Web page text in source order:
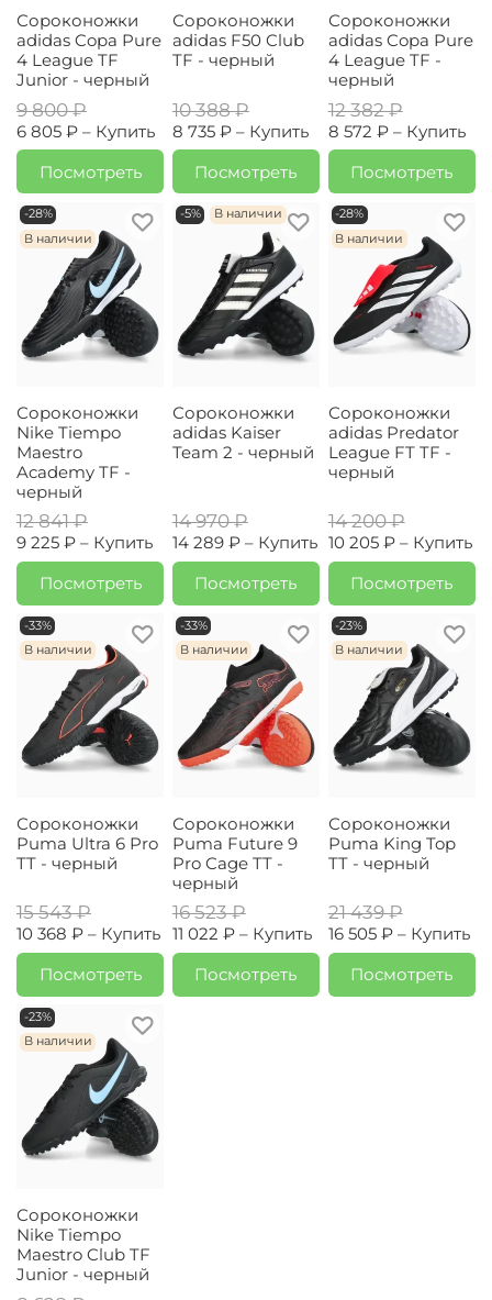
Сороконожки
adidas Copa Pure
4 League TF
Junior - черный
9 800 ₽
6 805 ₽ – Купить
Посмотреть
Сороконожки
adidas F50 Club
TF - черный
10 388 ₽
8 735 ₽ – Купить
Посмотреть
Сороконожки
adidas Copa Pure
4 League TF -
черный
12 382 ₽
8 572 ₽ – Купить
Посмотреть
-28%
В наличии
Сороконожки
Nike Tiempo
Maestro
Academy TF -
черный
12 841 ₽
9 225 ₽ – Купить
Посмотреть
-5% В наличии
Сороконожки
adidas Kaiser
Team 2 - черный
14 970 ₽
14 289 ₽ – Купить
Посмотреть
-28%
В наличии
Сороконожки
adidas Predator
League FT TF -
черный
14 200 ₽
10 205 ₽ – Купить
Посмотреть
-33%
В наличии
Сороконожки
Puma Ultra 6 Pro
TT - черный
15 543 ₽
10 368 ₽ – Купить
Посмотреть
-33%
В наличии
Сороконожки
Puma Future 9
Pro Cage TT -
черный
16 523 ₽
11 022 ₽ – Купить
Посмотреть
-23%
В наличии
Сороконожки
Puma King Top
TT - черный
21 439 ₽
16 505 ₽ – Купить
Посмотреть
-23%
В наличии
Сороконожки
Nike Tiempo
Maestro Club TF
Junior - черный